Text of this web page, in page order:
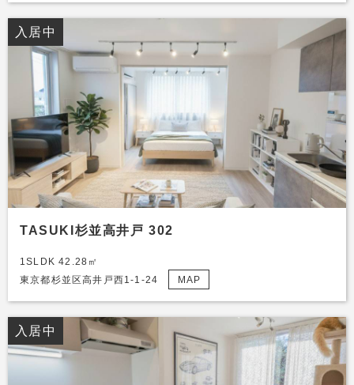
入居中
TASUKI杉並高井戸 302
1SLDK 42.28㎡
東京都杉並区高井戸西1-1-24
MAP
入居中